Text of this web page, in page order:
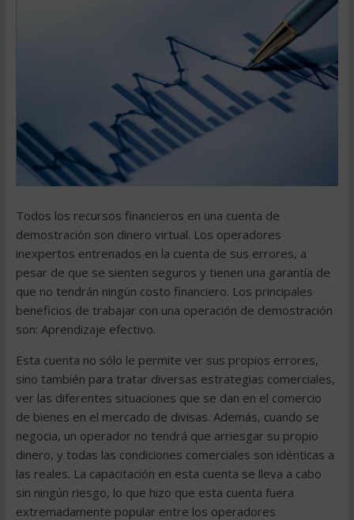
Todos los recursos financieros en una cuenta de
demostración son dinero virtual. Los operadores
inexpertos entrenados en la cuenta de sus errores, a
pesar de que se sienten seguros y tienen una garantía de
que no tendrán ningún costo financiero. Los principales
beneficios de trabajar con una operación de demostración
son: Aprendizaje efectivo.
Esta cuenta no sólo le permite ver sus propios errores,
sino también para tratar diversas estrategias comerciales,
ver las diferentes situaciones que se dan en el comercio
de bienes en el mercado de divisas. Además, cuando se
negocia, un operador no tendrá que arriesgar su propio
dinero, y todas las condiciones comerciales son idénticas a
las reales. La capacitación en esta cuenta se lleva a cabo
sin ningún riesgo, lo que hizo que esta cuenta fuera
extremadamente popular entre los operadores